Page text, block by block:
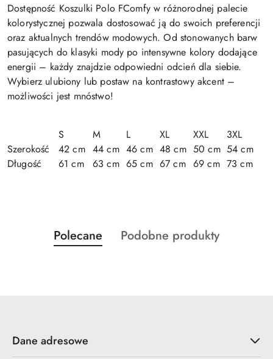
Dostępność Koszulki Polo FComfy w różnorodnej palecie
kolorystycznej pozwala dostosować ją do swoich preferencji
oraz aktualnych trendów modowych. Od stonowanych barw
pasujących do klasyki mody po intensywne kolory dodające
energii – każdy znajdzie odpowiedni odcień dla siebie.
Wybierz ulubiony lub postaw na kontrastowy akcent –
możliwości jest mnóstwo!
S M L XL XXL
3XL
Szerokość
42 cm 44 cm 46 cm 48 cm 50 cm 54 cm
Długość
61 cm 63 cm 65 cm 67 cm 69 cm 73 cm
Pomiń karuzelę produktów
Produkty
o
Polecane
Produkty
Podobne produkty
Dane adresowe